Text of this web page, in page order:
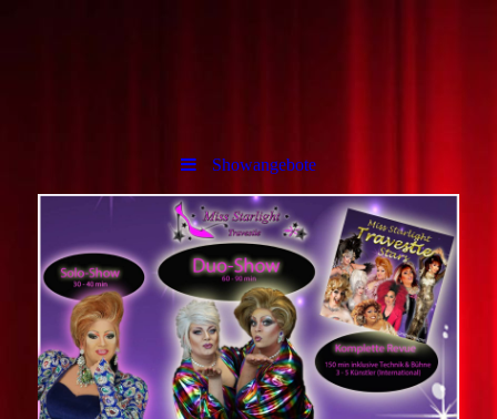
Showangebote